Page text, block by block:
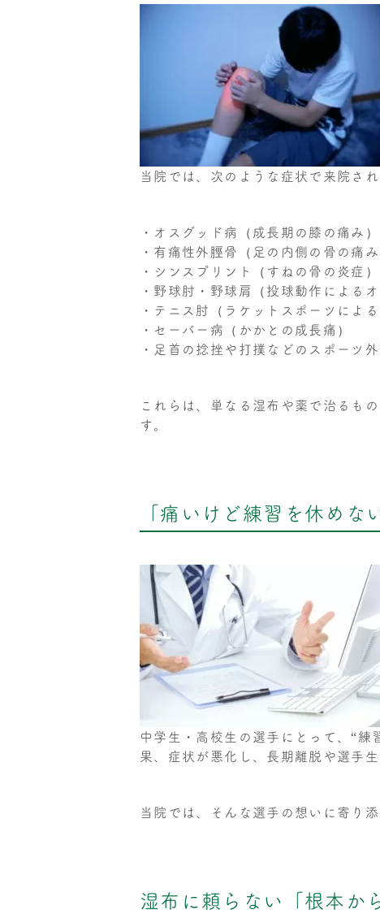
当院では、次のような症状で来院さ
・オスグッド病（成長期の膝の痛み）
・有痛性外脛骨（足の内側の骨の痛み
・シンスプリント（すねの骨の炎症）
・野球肘・野球肩（投球動作によるオ
・テニス肘（ラケットスポーツによる
・セーバー病（かかとの成長痛）
・足首の捻挫や打撲などのスポーツ
これらは、単なる湿布や薬で治るも
す。
「痛いけど練習を休めな
中学生・高校生の選手にとって、“
果、症状が悪化し、長期離脱や選手
当院では、そんな選手の想いに寄り
湿布に頼らない「根本か